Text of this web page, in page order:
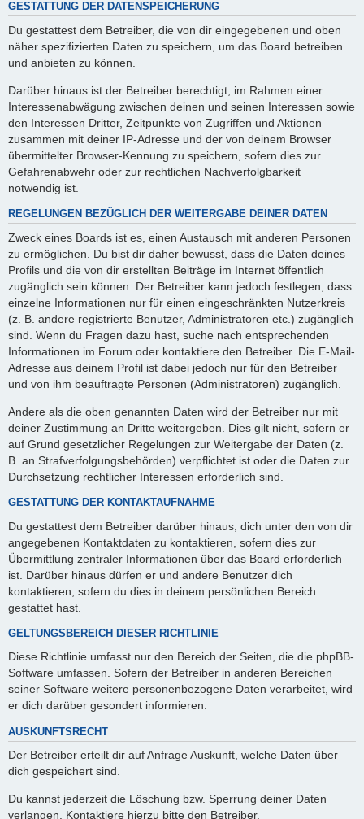
GESTATTUNG DER DATENSPEICHERUNG
Du gestattest dem Betreiber, die von dir eingegebenen und oben
näher spezifizierten Daten zu speichern, um das Board betreiben
und anbieten zu können.
Darüber hinaus ist der Betreiber berechtigt, im Rahmen einer
Interessenabwägung zwischen deinen und seinen Interessen sowie
den Interessen Dritter, Zeitpunkte von Zugriffen und Aktionen
zusammen mit deiner IP-Adresse und der von deinem Browser
übermittelter Browser-Kennung zu speichern, sofern dies zur
Gefahrenabwehr oder zur rechtlichen Nachverfolgbarkeit
notwendig ist.
REGELUNGEN BEZÜGLICH DER WEITERGABE DEINER DATEN
Zweck eines Boards ist es, einen Austausch mit anderen Personen
zu ermöglichen. Du bist dir daher bewusst, dass die Daten deines
Profils und die von dir erstellten Beiträge im Internet öffentlich
zugänglich sein können. Der Betreiber kann jedoch festlegen, dass
einzelne Informationen nur für einen eingeschränkten Nutzerkreis
(z. B. andere registrierte Benutzer, Administratoren etc.) zugänglich
sind. Wenn du Fragen dazu hast, suche nach entsprechenden
Informationen im Forum oder kontaktiere den Betreiber. Die E-Mail-
Adresse aus deinem Profil ist dabei jedoch nur für den Betreiber
und von ihm beauftragte Personen (Administratoren) zugänglich.
Andere als die oben genannten Daten wird der Betreiber nur mit
deiner Zustimmung an Dritte weitergeben. Dies gilt nicht, sofern er
auf Grund gesetzlicher Regelungen zur Weitergabe der Daten (z.
B. an Strafverfolgungsbehörden) verpflichtet ist oder die Daten zur
Durchsetzung rechtlicher Interessen erforderlich sind.
GESTATTUNG DER KONTAKTAUFNAHME
Du gestattest dem Betreiber darüber hinaus, dich unter den von dir
angegebenen Kontaktdaten zu kontaktieren, sofern dies zur
Übermittlung zentraler Informationen über das Board erforderlich
ist. Darüber hinaus dürfen er und andere Benutzer dich
kontaktieren, sofern du dies in deinem persönlichen Bereich
gestattet hast.
GELTUNGSBEREICH DIESER RICHTLINIE
Diese Richtlinie umfasst nur den Bereich der Seiten, die die phpBB-
Software umfassen. Sofern der Betreiber in anderen Bereichen
seiner Software weitere personenbezogene Daten verarbeitet, wird
er dich darüber gesondert informieren.
AUSKUNFTSRECHT
Der Betreiber erteilt dir auf Anfrage Auskunft, welche Daten über
dich gespeichert sind.
Du kannst jederzeit die Löschung bzw. Sperrung deiner Daten
verlangen. Kontaktiere hierzu bitte den Betreiber.